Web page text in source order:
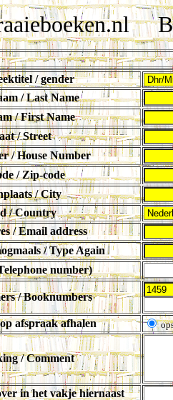
/ gender
/ Last Name
/ First Name
/ Street
/ House Number
/ Zip-code
/ City
/ Country
/ Email address
/ Type Again
number)
/ Booknumbers
afspraak afhalen
/ Comment
in het vakje hiernaast